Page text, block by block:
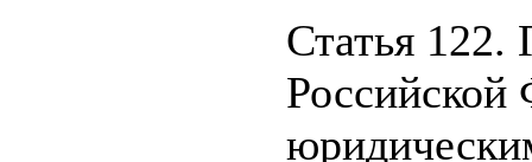
Статья 122.
Российской